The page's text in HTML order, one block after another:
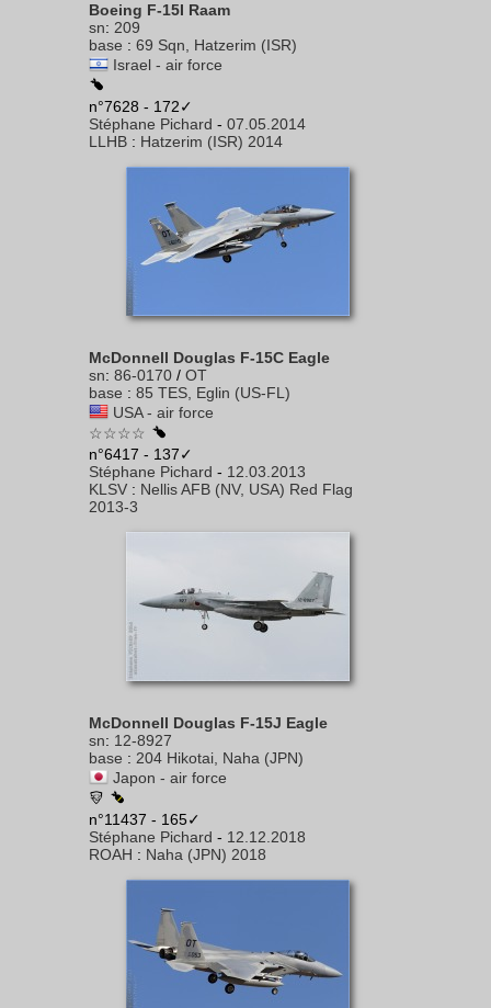
Boeing F-15I Raam
sn: 209
base : 69 Sqn, Hatzerim (ISR)
Israel - air force
n°7628 - 172✓
Stéphane Pichard - 07.05.2014
LLHB : Hatzerim (ISR) 2014
McDonnell Douglas F-15C Eagle
sn: 86-0170 / OT
base : 85 TES, Eglin (US-FL)
USA - air force
☆☆☆☆
n°6417 - 137✓
Stéphane Pichard - 12.03.2013
KLSV : Nellis AFB (NV, USA) Red Flag
2013-3
McDonnell Douglas F-15J Eagle
sn: 12-8927
base : 204 Hikotai, Naha (JPN)
Japon - air force
n°11437 - 165✓
Stéphane Pichard - 12.12.2018
ROAH : Naha (JPN) 2018